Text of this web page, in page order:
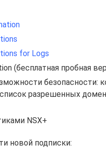
for Logs
(бесплатная пробная
безопасности:
разрешенных
NSX+
новой подписки: